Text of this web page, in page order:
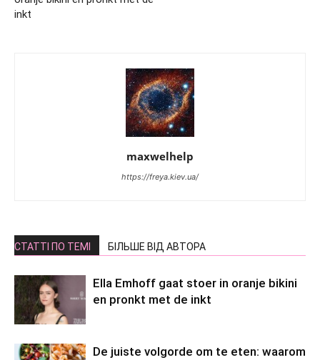
inkt
maxwelhelp
https://freya.kiev.ua/
СТАТТІ ПО ТЕМІ БІЛЬШЕ ВІД АВТОРА
Ella Emhoff gaat stoer in oranje bikini
en pronkt met de inkt
De juiste volgorde om te eten: waarom